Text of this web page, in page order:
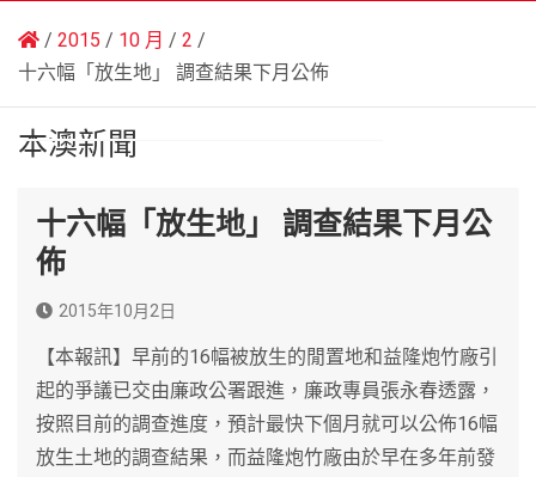
2015 10 月
2
十六幅「放生地」 調查結果下月公佈
本澳新聞
十六幅「放生地」 調查結果下月公
佈
2015年10月2日
【本報訊】早前的16幅被放生的閒置地和益隆炮竹廠引
起的爭議已交由廉政公署跟進，廉政專員張永春透露，
按照目前的調查進度，預計最快下個月就可以公佈16幅
放生土地的調查結果，而益隆炮竹廠由於早在多年前發